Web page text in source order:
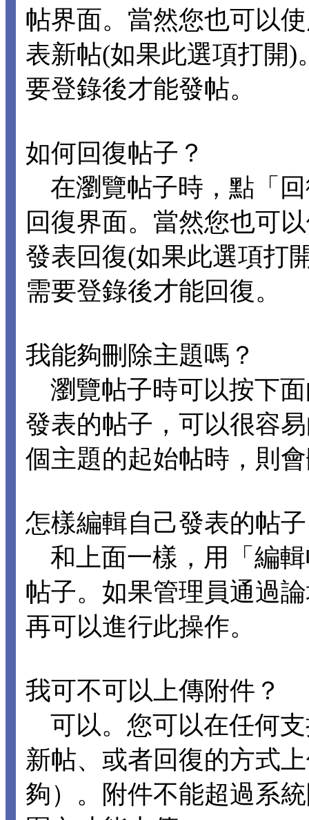
帖界面。當然您也可以
表新帖(如果此選項打開
要登錄後才能發帖。
如何回復帖子？
在瀏覽帖子時，點「
回復界面。當然您也可
發表回復(如果此選項打
需要登錄後才能回復。
我能夠刪除主題嗎？
瀏覽帖子時可以按下
發表的帖子，可以很容
個主題的起始帖時，則
怎樣編輯自己發表的帖
和上面一樣，用「編
帖子。如果管理員通過
再可以進行此操作。
我可不可以上傳附件？
可以。您可以在任何
新帖、或者回復的方式
夠）。附件不能超過系